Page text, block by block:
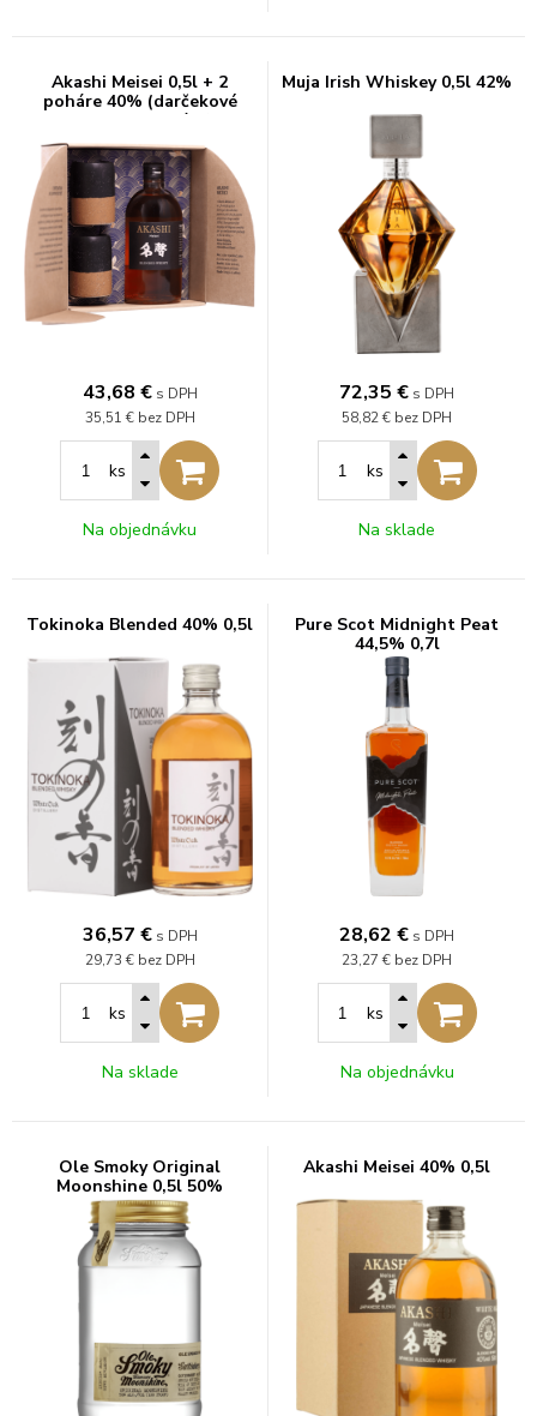
Akashi Meisei 0,5l + 2
poháre 40% (darčekové
balenie 2 poháre)
43,68 € s DPH
35,51 € bez DPH
ks
Na objednávku
Muja Irish Whiskey 0,5l 42%
72,35 € s DPH
58,82 € bez DPH
ks
Na sklade
Tokinoka Blended 40% 0,5l
36,57 € s DPH
29,73 € bez DPH
ks
Na sklade
Pure Scot Midnight Peat
44,5% 0,7l
28,62 € s DPH
23,27 € bez DPH
ks
Na objednávku
Ole Smoky Original
Moonshine 0,5l 50%
Akashi Meisei 40% 0,5l